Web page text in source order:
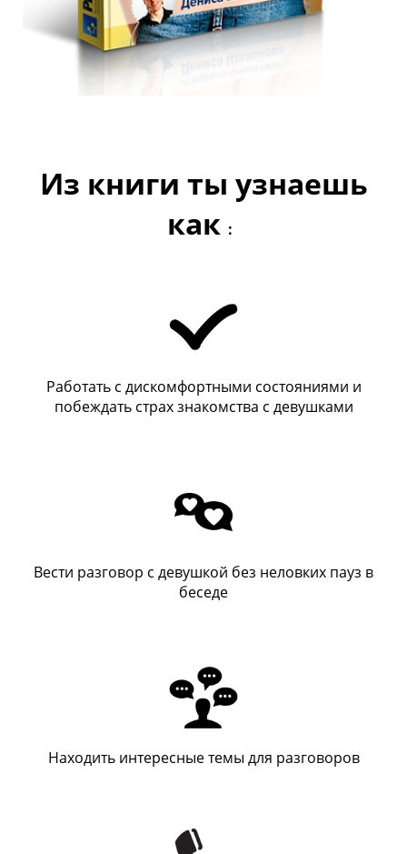
Из книги ты узнаешь
как :
Работать с дискомфортными состояниями и
побеждать страх знакомства с девушками
Вести разговор с девушкой без неловких пауз в
беседе
Находить интересные темы для разговоров